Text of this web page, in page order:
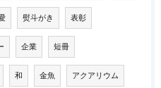
熨斗がき 表彰
企業 短冊
和 金魚 アクアリウム